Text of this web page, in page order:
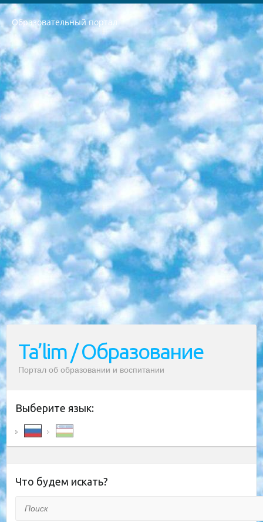
Образовательный портал
РЕСПУБЛИКА УЗБЕКИСТАН МИНИСТРЕРСТВО ДОШКОЛЬНОГО И ШКОЛЬНОГО ОБРАЗОВАНИЯ КОМАНДА в общеобразовательных учреждениях в 2023-2024 учебном году организация и проведение итоговой государственной аттестации обучающихся о Министра дошкольного и школьного образования Республики Узбекистан от 4 марта 2008 года (постановлением Минюста от 20 марта 2008 года № 1778 государственной регистрации) «Итоговое состояние учащихся общего среднего образования на основании положения об утверждении положения об аттестации общего среднего образования выпускной экзамен студентов в образовательных учреждениях в 2023-2024 учебном году В целях организации и прохождения аттестации приказываю: 1. Следующее: перечень предметов, по которым будет проводиться итоговая государственная аттестация и экзамен формы перевода согласно приложению 1; сертификаты международного образца, оценивающие уровень владения иностранными языками перечень согласно приложению 2; 2. Педагогический при специализированных образовательных учреждениях. научно-практический центр квалификации и международной оценки (Д.Давидова) 2024 г. До 25 марта: задания по предметам, по которым будет проводиться итоговая аттестация разработка и утверждение технических условий; итоговая аттестация на основании разработанного предметного задания разработка вопросов по предметам (устно и письменно), экзамен передача; общеобразовательные средние школы и специальные учебные заведения учащиеся выпускных классов школ и интернатов в агентской системе подготовка базы данных экзаменационных материалов и критериев оценки; перевод базы экзаменационных материалов на все языки обучения подать в Республиканский образовательный центр для изготовления; варианты экзаменов на основе разработанных контрольных материалов пусть будут поставлены задачи формирования. 3. Республиканский образовательный центр (Ш.Худайкулов) до 5 апреля 2024 года. до: база данных предоставленных экзаменационных материалов на все языки обучения перевод и экспертиза; для слепых, слабовидящих, глухих, слабослышащих и умственно отсталых детей учащиеся выпускных классов специализированных школ и школ-интернатов база данных экзаменационных материалов на всех преподаваемых языках подготовка критериев оценки; специализированные школы для умственно отсталых детей и технологии для учащихся выпускных классов школ-интернатов разработка соответствующих рекомендаций и критериев проведения ЕГЭ по естествознанию давать задания. 4. Педагогический при специализированных образовательных учреждениях. Научно-практический центр навыков и международной оценки (Д.Давидова), Республика образовательный центр (Худайкулов Ш.) итоговый государственный аттестационный экзамен ориентирован на творческое и логическое мышление при подготовке базы материалов учитывать введение заданий. 5. Следует отметить, что: сертификат государственного образца о знании общеобразовательного предмета и как минимум национальный уровень B1 по предметам на иностранных языках, указанным в Приложении 2. или международно признанный сертификат эквивалентного уровня студенты, изучающие определенный предмет, освобождаются от экзамена; по соответствующим предметам запланирована итоговая государственная аттестация за день до дня, путем жеребьевки Рабочей группой (в письменной форме по предметам, проводимым в форме) из числа сформированных вариантов выбрано 2 варианта; 2 выбранных варианта экзамена анонсированы на официальном сайте министерства и все выпускники по всей стране на основе этих вариантов проводит итоговую государственную аттестацию. 6. Государственное образование учащихся средних общеобразовательных учреждений. знания в соответствии с квалификационными требованиями, которые необходимо приобрести на основании стандартов итоговый (выпускной) контроль для 9 и 11 классов в целях тестирования Экзамены (далее – экзамены) состоят из предметов, перечисленных в приложении 1. будет сделано. 7. Экзамены пройдут с 26 мая по 15 июня 2024 г. (кроме науки физического воспитания). 8. Физическая для учащихся 9 классов общесредних образовательных учреждений. Экзамены по предмету «Образование, квалификация медицина» 1-6 мая 2024 года. сотрудники перевести под присмотр (с отклонениями в физическом или умственном развитии) специализированная школа для детей, школы-интернаты и со сколиозом школы-интернаты санаторного типа для больных детей исключены). 9. Он был слепым, слабовидящим и имел нарушения опорно-двигательного аппарата. экзамены в специализированных школах и интернатах для детей должны проводиться исходя из требований, предъявляемых к общеобразовательным учреждениям (физкультура кроме науки). 10. Специализированная школа для глухих и слабослышащих детей. и экзамены в интернатах и быть реализован в виде письменного теста по математике. 11. Специальность для умственно отсталых детей. Для 9 класса Родной язык и литературное письмо Государственный язык (язык обучения – узбекский). для неклассов) написано Математическое письмо Письменная/устная история Узбекистана Физическое воспитание практично Итоговый контроль Для 11 класса Написание родного языка и литературы (эссе) Математическое письмо Узбекский язык (обучение на узбекском языке) не посещающее общее среднее образование для учреждений)/Образовательное учреждение выбор письменный и устный Иностранный язык письменный/устный Письменная/устная история Узбекистана *По выбору студента:  Химия  Физика  Основы государственного права  География 10 бесплатных образовательных ресурсов - Мы составили подборку онлайн-проектов с интерактивными упражнениями, видеолекциями и статьями. Они помогут вам обрести новые и освежить старые знания бесплатно. 1. «ИНТУИТ» Старейшая образовательная площадка Рунета. Здесь вы найдёте сотни текстовых и видеокурсов на десятки различных тем — от программирования до психологии. Многие курсы подготовлены российскими университетами и крупными международными компаниями вроде Intel и Microsoft. Самостоятельное обучение бесплатное, но желающие могут оплатить услуги персональных наставников. 2. «Смартия» знакомит с актуальными профессиями и подсказывает, как им обучаться. Выбрав заинтересовавшую вас специальность — SMM-специалист, фотограф, веб-дизайнер или другую, — увидите список необходимых для неё умений. Чтобы вы могли освоить их самостоятельно, для каждого умения площадка отображает подборку ссылок на учебные материалы. Хотя «Смартия» ориентируется на русскоязычную аудиторию, часть контента всё же доступна только на английском. 3. «Лекторий Физтеха» Проект Московского физико-технического института (Физтеха). С его помощью вы можете смотреть онлайн серии лекций, записанные на видео в этом вузе. В числе доступных предметов — физика, биология, химия, информационные технологии и другие. К некоторым лекциям администрация ресурса прилагает готовые конспекты, которые можно скачивать в PDF-формате. 4. ITMOcourses Онлайн-площадка Санкт-Петербургского национального исследовательского университета информационных технологий, механики и оптики (ИТМО). Ресурс предоставляет свободный доступ к курсам, разработанным в этом вузе. Каталог материалов разбит на четыре категории: «Оптические системы и технологии», «Приборостроение и робототехника», «Информационные технологии» и «Биотехнологии». Курсы состоят из видеолекций, интерактивных демонстраций и заданий. 5. «КиберЛенинка» Электронная научная библиотека открытого доступа. Каталог площадки регулярно обрастает текстами статей из различных научных изданий. Сгруппированные по журналам и рубрикам публикации можно читать онлайн или скачивать целиком в PDF-формате. Проект нацелен на популяризацию науки за счёт открытого доступа к качественной информации. 6. «ПостНаука» На этом ресурсе публикуют подборки видеолекций, составленные экспертами из разных отраслей и объединённые общими темами. Среди них, к примеру, есть серии «Биоинформатика и геномика», «Культура средневековой Скандинавии» и Cinema Studies о теории кино. Каждая подборка лекций — логически связанная история, рассказанная экспертом от первого лица. Кроме того, на сайте появляются научно-образовательные статьи и тесты на разные темы. 7. «Newочём» Команда проекта «Newочём» отбирает самые интересные тексты из англоязычных СМИ и переводит те из них, за которые голосуют участники сообщества «ВКонтакте». По большей части это научно-популярные статьи. Редакторы придумывают лишь заголовки, в остальном содержание переводов соответствует оригиналам. Полные тексты можно читать прямо в социальной сети. 8. InternetUrok Онлайн-база материалов по основным дисциплинам школьной программы. Информация на сайте структурирована по классам, предметам и темам (урокам). Каждый урок состоит из видеолекций и конспектов. Есть также интерактивные тренажёры и тесты для закрепления пройденного материала. Даже если вы давно окончили школу, возможность повторить программу старших классов всегда может пригодиться. 9. Edutainme Ещё один ресурс об образовании. В отличие от Newtonew, как мне кажется, Edutainme больше ориентируется на представителей индустрии: педагогов, предпринимателей, разработчиков образовательных проектов. Но и любой, кто просто стремится к саморазвитию, найдёт на сайте много полезного и интересного для себя. Например, информацию о новых курсах и образовательных сервисах. 10. Newtonew Онлайн-медиа об образовании и обучении в широком смысле. Авторы Newtonew пишут об инструментах, заведениях, тактиках и стратегиях, которые помогают учить других и получать новые знания самостоятельно. На этой площадке вы найдёте новости, обзоры, аналитические мат
Ta’lim / Образование
Портал об образовании и воспитании
Выберите язык:
Что будем искать?